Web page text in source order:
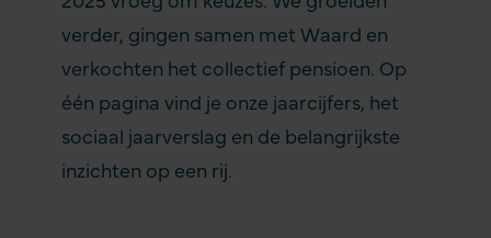
verder, gingen samen met Waard en
verkochten het collectief pensioen. Op
één pagina vind je onze jaarcijfers, het
sociaal jaarverslag en de belangrijkste
inzichten op een rij.